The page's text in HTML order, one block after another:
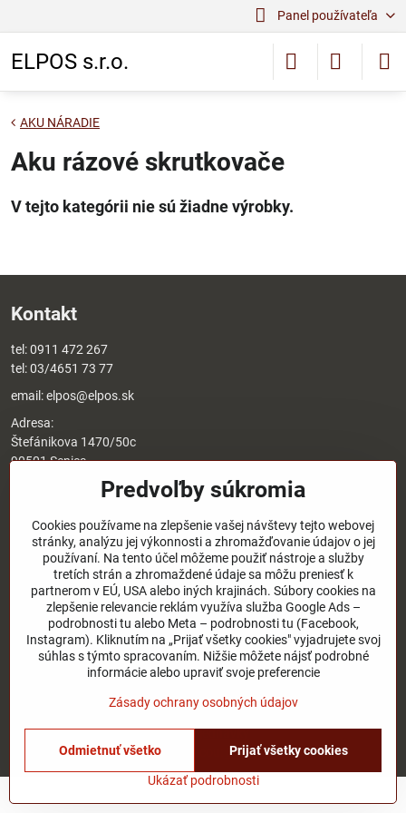
Panel používateľa
ELPOS s.r.o.
AKU NÁRADIE
Aku rázové skrutkovače
Kontakt
tel:0911 472 267
tel:03/4651 73 77
email:elpos@elpos.sk
Adresa:
Štefánikova 1470/50c
90501 Senica
Otváracie hodiny:
8:00 - 12:00 sobota
Nedeľa - zatvorené
O nás
Užitočné odkazy
2026
Copyright
Predvoľby súkromia
Zásady ochrany osobných údajov
Stav objednávky
Vytvorené pomocou:
BiznisWeb.sk
Predvoľby súkromia
Cookies používame na zlepšenie vašej návštevy tejto webovej
stránky, analýzu jej výkonnosti a zhromažďovanie údajov o jej
používaní. Na tento účel môžeme použiť nástroje a služby
tretích strán a zhromaždené údaje sa môžu preniesť k
partnerom v EÚ, USA alebo iných krajinách. Súbory cookies na
zlepšenie relevancie reklám využíva služba Google Ads –
podrobnosti tu alebo Meta – podrobnosti tu (Facebook,
Instagram). Kliknutím na „Prijať všetky cookies" vyjadrujete svoj
súhlas s týmto spracovaním. Nižšie môžete nájsť podrobné
informácie alebo upraviť svoje preferencie
Zásady ochrany osobných údajov
Ukázať podrobnosti
Prijať všetky cookies
Odmietnuť všetko